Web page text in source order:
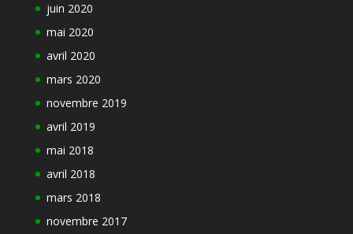
juin 2020
mai 2020
avril 2020
mars 2020
novembre 2019
avril 2019
mai 2018
avril 2018
mars 2018
novembre 2017